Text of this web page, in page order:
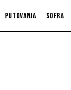
Putovanja Sofra